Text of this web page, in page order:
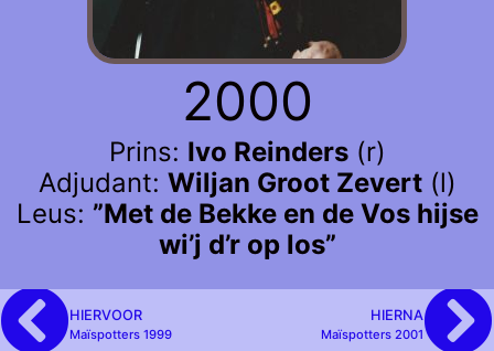
2000
Prins: Ivo Reinders(r)
Adjudant: Wiljan Groot Zevert(l)
Leus: ”Met de Bekke en de Vos hijse
wi’j d’r op los”
HIERVOOR
Maïspotters 1999
HIERNA
Maïspotters 2001